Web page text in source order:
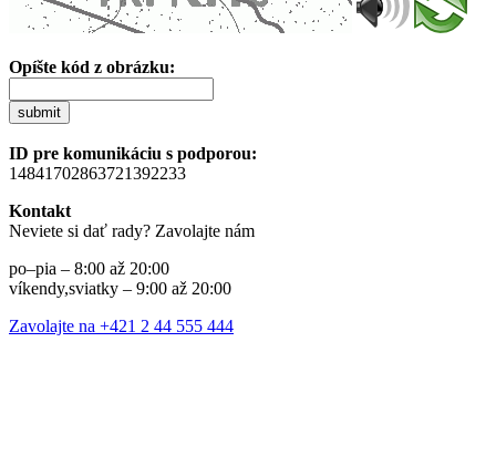
Opíšte kód z obrázku:
submit
ID pre komunikáciu s podporou:
14841702863721392233
Kontakt
Neviete si dať rady? Zavolajte nám
po–pia – 8:00 až 20:00
víkendy,sviatky – 9:00 až 20:00
Zavolajte na +421 2 44 555 444